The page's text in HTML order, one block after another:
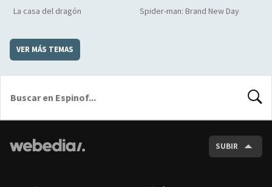
La casa del dragón Spider-man: Brand New Day
VER MÁS TEMAS
SUBIR